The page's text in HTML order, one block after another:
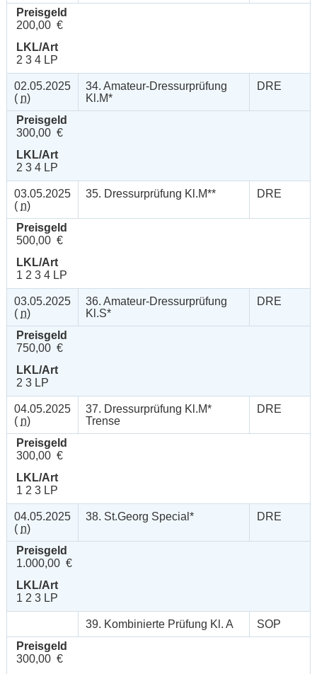
Preisgeld
200,00 €
LKL/Art
2 3 4 LP
02.05.2025
( n)
34. Amateur-Dressurprüfung
Kl.M*
DRE
Preisgeld
300,00 €
LKL/Art
2 3 4 LP
03.05.2025
( n)
35. Dressurprüfung Kl.M** DRE
Preisgeld
500,00 €
LKL/Art
1 2 3 4 LP
03.05.2025
( n)
36. Amateur-Dressurprüfung
Kl.S*
DRE
Preisgeld
750,00 €
LKL/Art
2 3 LP
04.05.2025
( n)
37. Dressurprüfung Kl.M*
Trense
DRE
Preisgeld
300,00 €
LKL/Art
1 2 3 LP
04.05.2025
( n)
38. St.Georg Special* DRE
Preisgeld
1.000,00 €
LKL/Art
1 2 3 LP
39. Kombinierte Prüfung Kl. A
SOP
Preisgeld
300,00 €